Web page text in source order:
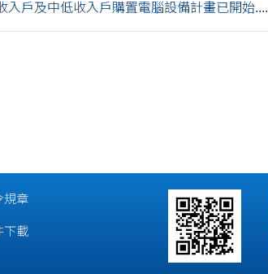
入戶及中低收入戶購置電腦設備計畫已開始....
規章
下載